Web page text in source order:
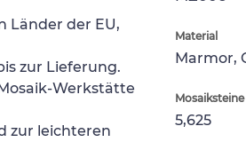
Material
Marmor,
Mosaiksteine
5,625
Länder der EU,
zur Lieferung.
Werkstätte
zur leichteren